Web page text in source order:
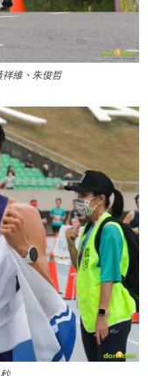
祥維、朱俊哲